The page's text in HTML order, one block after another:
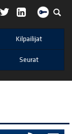
Kilpailijat
Seurat